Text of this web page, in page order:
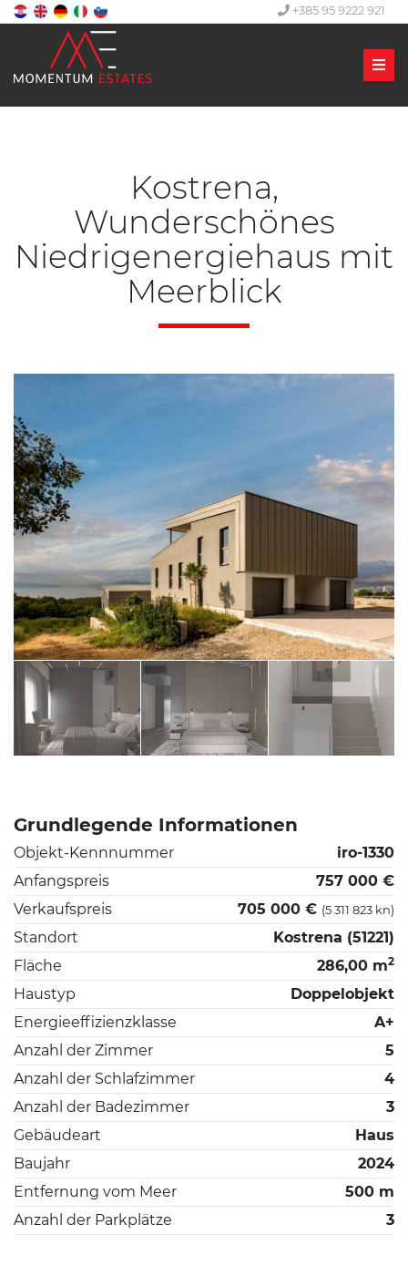
+385 95 9222 921
Kostrena,
Wunderschönes
Niedrigenergiehaus mit
Meerblick
Grundlegende Informationen
Objekt-Kennnummer
iro-1330
Anfangspreis
757 000 €
Verkaufspreis
705 000 € (5 311 823 kn)
Standort
Kostrena (51221)
Fläche
286,00 m2
Haustyp
Doppelobjekt
Energieeffizienzklasse
A+
Anzahl der Zimmer
5
Anzahl der Schlafzimmer
4
Anzahl der Badezimmer
3
Gebäudeart
Haus
Baujahr
2024
Entfernung vom Meer
500 m
Anzahl der Parkplätze
3